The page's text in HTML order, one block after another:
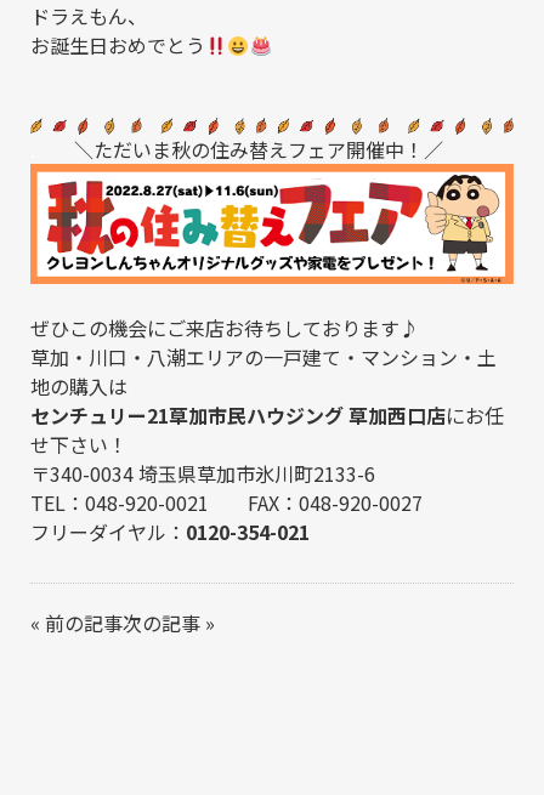
ドラえもん、
お誕生日おめでとう
＼ただいま秋の住み替えフェア開催中！／
ぜひこの機会にご来店お待ちしております♪
草加・川口・八潮エリアの一戸建て・マンション・土
地の購入は
センチュリー21草加市民ハウジング 草加西口店にお任
せ下さい！
〒340-0034 埼玉県草加市氷川町2133-6
TEL：048-920-0021 FAX：048-920-0027
フリーダイヤル： 0120-354-021
« 前の記事次の記事 »